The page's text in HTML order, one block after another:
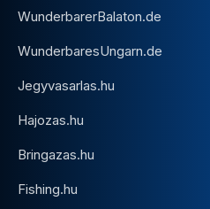
WunderbarerBalaton.de
WunderbaresUngarn.de
Jegyvasarlas.hu
Hajozas.hu
Bringazas.hu
Fishing.hu